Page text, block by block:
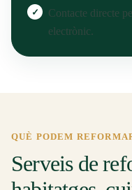
Contacte directe
electrònic.
QUÈ PODEM
Serveis de